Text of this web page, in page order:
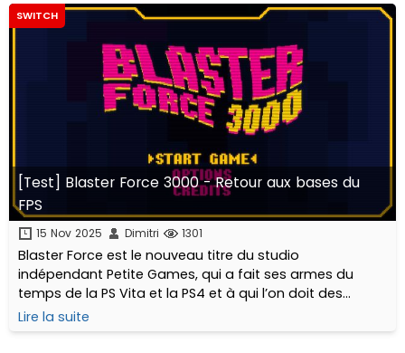
SWITCH
[Test] Blaster Force 3000 - Retour aux bases du
FPS
15 Nov 2025 Dimitri 1301
Blaster Force est le nouveau titre du studio
indépendant Petite Games, qui a fait ses armes du
temps de la PS Vita et la PS4 et à qui l’on doit des
pépites comme Super Destronaut DX, Land War, Bouncy
Bullets, ou encore la franchise Midnight.
Lire la suite